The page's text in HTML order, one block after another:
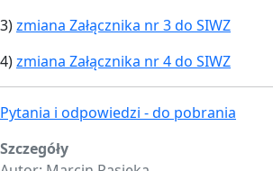
3)zmiana Załącznika nr 3 do SIWZ
4)zmiana Załącznika nr 4 do SIWZ
Pytania i odpowiedzi - do pobrania
Szczegóły